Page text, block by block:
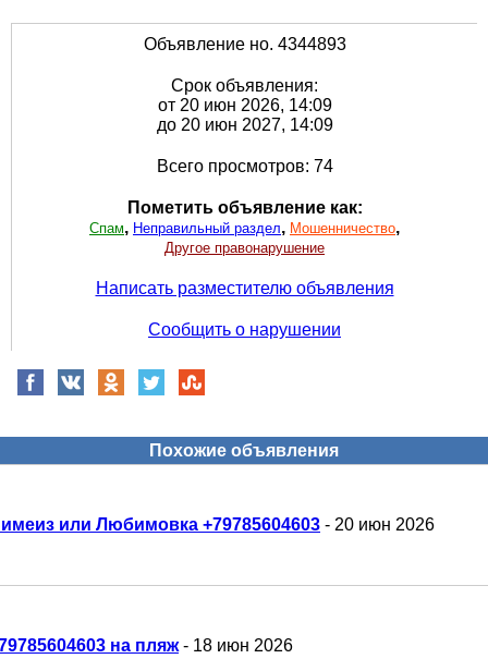
Объявление но. 4344893
Срок объявления:
от 20 июн 2026, 14:09
до 20 июн 2027, 14:09
Всего просмотров: 74
Пометить объявление как:
Спам, Неправильный раздел, Мошенничество,
Другое правонарушение
Написать разместителю объявления
Сообщить о нарушении
Похожие объявления
или Любимовка +79785604603 - 20 июн 2026
на пляж- 18 июн 2026